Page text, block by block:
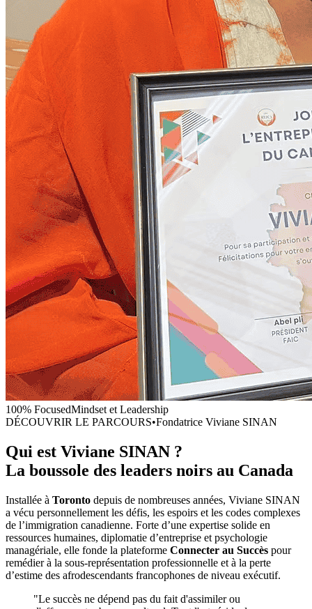
100% FocusedMindset et Leadership
DÉCOUVRIR LE PARCOURS•Fondatrice Viviane SINAN
Qui est Viviane SINAN ?
La boussole des leaders noirs au Canada
Installée à Toronto depuis de nombreuses années, Viviane SINAN
a vécu personnellement les défis, les espoirs et les codes complexes
de l’immigration canadienne. Forte d’une expertise solide en
ressources humaines, diplomatie d’entreprise et psychologie
managériale, elle fonde la plateforme Connecter au Succès pour
remédier à la sous-représentation professionnelle et à la perte
d’estime des afrodescendants francophones de niveau exécutif.
"Le succès ne dépend pas du fait d'assimiler ou